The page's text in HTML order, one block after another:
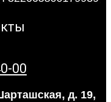
00
д. 19,